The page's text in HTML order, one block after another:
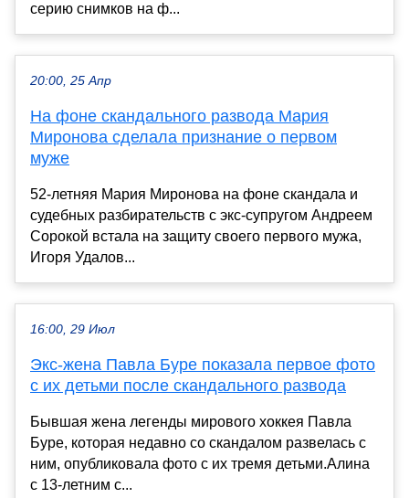
серию снимков на ф...
20:00, 25 Апр
На фоне скандального развода Мария
Миронова сделала признание о первом
муже
52-летняя Мария Миронова на фоне скандала и
судебных разбирательств с экс-супругом Андреем
Сорокой встала на защиту своего первого мужа,
Игоря Удалов...
16:00, 29 Июл
Экс-жена Павла Буре показала первое фото
с их детьми после скандального развода
Бывшая жена легенды мирового хоккея Павла
Буре, которая недавно со скандалом развелась с
ним, опубликовала фото с их тремя детьми.Алина
с 13-летним с...